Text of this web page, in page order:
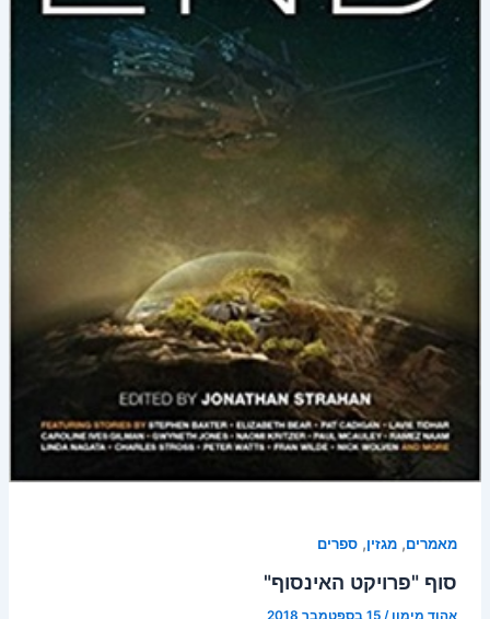
מאמרים, מגזין, ספרים
סוף "פרויקט האינסוף"
אהוד מימון/ 15 בספטמבר 2018